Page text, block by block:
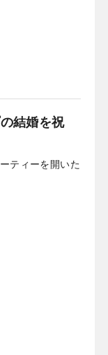
結婚を祝
ティーを開いた